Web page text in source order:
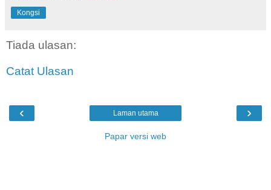
Kongsi
Tiada ulasan:
Catat Ulasan
‹ ›
Laman utama
Papar versi web